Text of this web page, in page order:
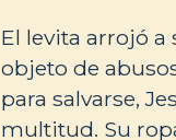
El levita arrojó
objeto de
para salvarse,
multitud. Su